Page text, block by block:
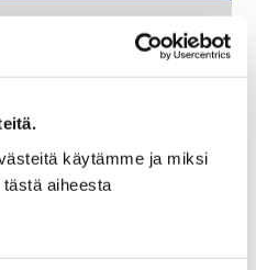
käytämme ja miksi
aiheesta
turvallisuus
varmistetaan, että
hygienian
Yritykset
unionin
vastuussa
ainesosien on